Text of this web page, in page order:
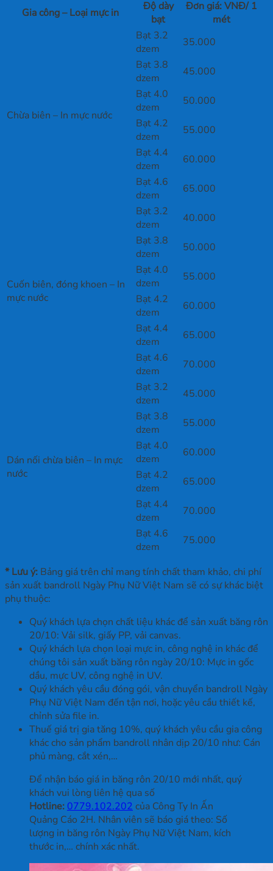
Gia công – Loại mực in
Độ dày
bạt
Đơn giá: VNĐ/ 1
mét
Chừa biên – In mực nước
Bạt 3.2
dzem
35.000
Bạt 3.8
dzem
45.000
Bạt 4.0
dzem
50.000
Bạt 4.2
dzem
55.000
Bạt 4.4
dzem
60.000
Bạt 4.6
dzem
65.000
Cuốn biên, đóng khoen – In
mực nước
Bạt 3.2
dzem
40.000
Bạt 3.8
dzem
50.000
Bạt 4.0
dzem
55.000
Bạt 4.2
dzem
60.000
Bạt 4.4
dzem
65.000
Bạt 4.6
dzem
70.000
Dán nối chừa biên – In mực
nước
Bạt 3.2
dzem
45.000
Bạt 3.8
dzem
55.000
Bạt 4.0
dzem
60.000
Bạt 4.2
dzem
65.000
Bạt 4.4
dzem
70.000
Bạt 4.6
dzem
75.000
* Lưu ý: Bảng giá trên chỉ mang tính chất tham khảo, chi phí
sản xuất bandroll Ngày Phụ Nữ Việt Nam sẽ có sự khác biệt
phụ thuộc:
Quý khách lựa chọn chất liệu khác để sản xuất băng rôn
20/10: Vải silk, giấy PP, vải canvas.
Quý khách lựa chọn loại mực in, công nghệ in khác để
chúng tôi sản xuất băng rôn ngày 20/10: Mực in gốc
dầu, mực UV, công nghệ in UV.
Quý khách yêu cầu đóng gói, vận chuyển bandroll Ngày
Phụ Nữ Việt Nam đến tận nơi, hoặc yêu cầu thiết kế,
chỉnh sửa file in.
Thuế giá trị gia tăng 10%, quý khách yêu cầu gia công
khác cho sản phẩm bandroll nhân dịp 20/10 như: Cán
phủ màng, cắt xén,…
Để nhận báo giá in băng rôn 20/10 mới nhất, quý
khách vui lòng liên hệ qua số
Hotline:0779.102.202của Công Ty In Ấn
Quảng Cáo 2H. Nhân viên sẽ báo giá theo: Số
lượng in băng rôn Ngày Phụ Nữ Việt Nam, kích
thước in,… chính xác nhất.